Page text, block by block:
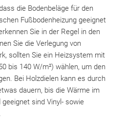
die Bodenbeläge für den
Fußbodenheizung geeignet
Sie in der Regel in den
Sie die Verlegung von
sollten Sie ein Heizsystem mit
bis 140 W/m²) wählen, um den
Bei Holzdielen kann es durch
dauern, bis die Wärme im
sind Vinyl- sowie